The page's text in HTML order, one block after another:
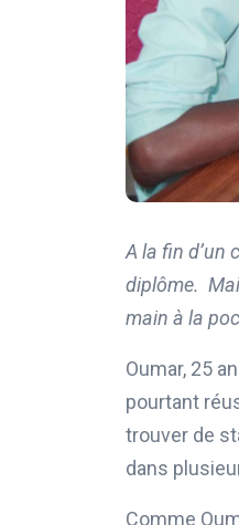
A la fin d’un
diplôme.
main à la
Oumar, 25
pourtant
trouver de
dans
Comme